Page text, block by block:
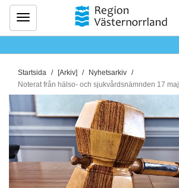
Meny
D
u
r
h
ä
r
:
Startsida [Arkiv]
Nyhetsarkiv
Noterat från hälso- och sjukvårdsnämnden 17 maj